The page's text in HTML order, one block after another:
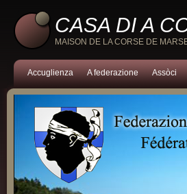
CASA DI A
MAISON DE LA CORSE DE
Accuglienza A federazione Assòci